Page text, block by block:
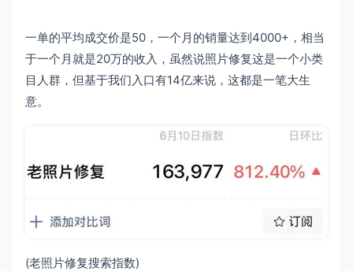
一单的平均成交价是50，一个月的销量达到4000+，相当
于一个月就是20万的收入，虽然说照片修复这是一个小类
目人群，但基于我们入口有14亿来说，这都是一笔大生
意。
(老照片修复搜索指数)